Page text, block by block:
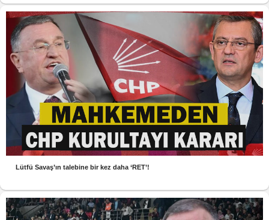
Lütfü Savaş’ın talebine bir kez daha ‘RET’!